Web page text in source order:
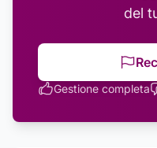
del
Gestione completa